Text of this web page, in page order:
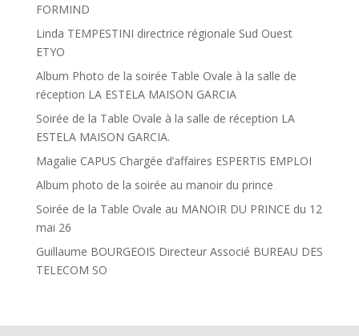
FORMIND
Linda TEMPESTINI directrice régionale Sud Ouest
ETYO
Album Photo de la soirée Table Ovale à la salle de
réception LA ESTELA MAISON GARCIA
Soirée de la Table Ovale à la salle de réception LA
ESTELA MAISON GARCIA.
Magalie CAPUS Chargée d’affaires ESPERTIS EMPLOI
Album photo de la soirée au manoir du prince
Soirée de la Table Ovale au MANOIR DU PRINCE du 12
mai 26
Guillaume BOURGEOIS Directeur Associé BUREAU DES
TELECOM SO